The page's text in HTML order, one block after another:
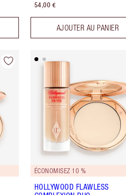
54,00 €
AJOUTER AU PANIER
ÉCONOMISEZ 10 %
HOLLYWOOD FLAWLESS